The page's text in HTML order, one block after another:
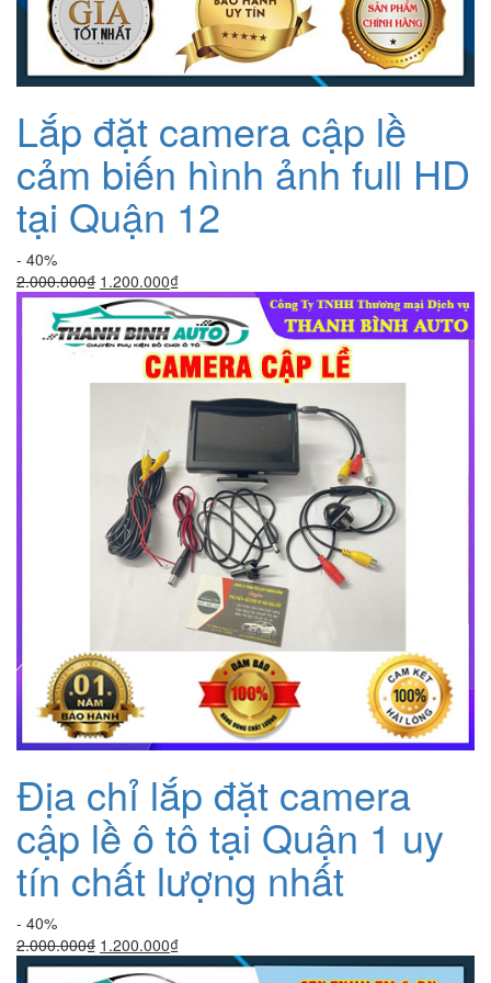
Lắp đặt camera cập lề
cảm biến hình ảnh full HD
tại Quận 12
- 40%
2.000.000₫ Giá
gốc
là:
2.000.000₫.
1.200.000₫Giá
hiện
tại
là:
1.200.000₫.
Địa chỉ lắp đặt camera
cập lề ô tô tại Quận 1 uy
tín chất lượng nhất
- 40%
2.000.000₫ Giá
gốc
1.200.000₫Giá
hiện